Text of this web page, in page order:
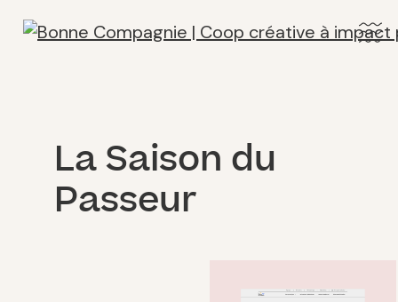
La Saison du
Passeur